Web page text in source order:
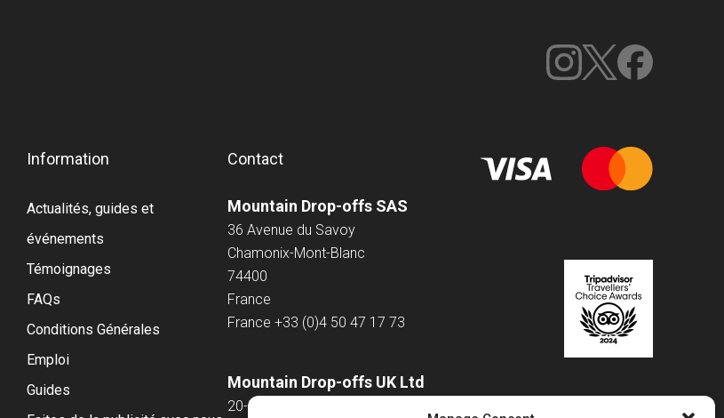
Information
Actualités, guides et
événements
Témoignages
FAQs
Conditions Générales
Emploi
Guides
Contact
Mountain Drop-offs SAS
36 Avenue du Savoy
Chamonix-Mont-Blanc
74400
France
France+33 (0)4 50 47 17 73
Mountain Drop-offs UK Ltd
20-22 Wenlock Road